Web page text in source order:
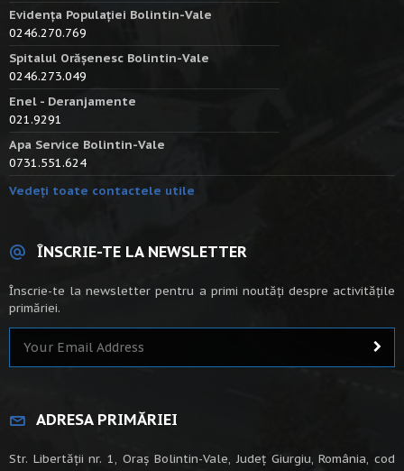
Evidența Populației Bolintin-Vale
0246.270.769
Spitalul Orășenesc Bolintin-Vale
0246.273.049
Enel - Deranjamente
021.9291
Apa Service Bolintin-Vale
0731.551.624
Vedeți toate contactele utile
ÎNSCRIE-TE LA NEWSLETTER
Înscrie-te la newsletter pentru a primi noutăți despre activitățile
primăriei.
ADRESA PRIMĂRIEI
Str. Libertății nr. 1, Oraș Bolintin-Vale, Județ Giurgiu, România, cod